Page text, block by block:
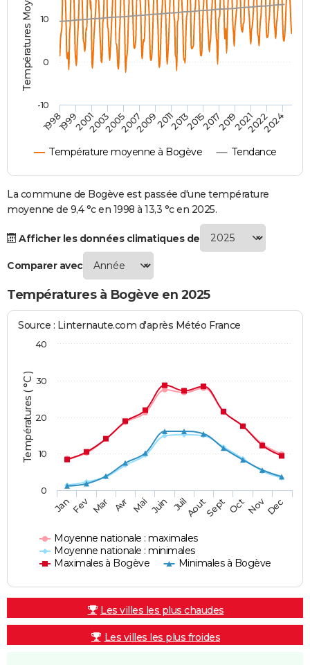
Destinations
City break
Voyage nature
Voyage de noces
Forum
Climat
PHOTO
GUIDES D'ACHAT
BONS PLANS
CARTE DE VOEUX
Carte de Noël
Carte Bonne année
Carte Saint-Valentin
Carte Pâques
Carte d'anniversaire
DICTIONNAIRE
Dictionnaire
Biographies
Citations
Expressions
Proverbes
PROGRAMME TV
S'inscrire
Se connecter
Lycées
Collèges
Primaires
Universités
Entreprises
Service militaire
Avis de recherche
AVIS DE DÉCÈS
FORUM
Bricolage
Lifestyle
Culture
Sport
Auto
Television
Voyage
Cinema
Température moyenne à Bogève Tendance
199819992001200320052007200920112013201520172019202120222024
-10
0
10
La commune de Bogève est passée d'une température
moyenne de 9,4 °c en 1998 à 13,3 °c en 2025.
Afficher les données climatiques de
Comparer avec
Températures à Bogève en 2025
Températures ( °C )
Source : Linternaute.com d'après Météo France
Moyenne nationale : maximales
Moyenne nationale : minimales
Maximales à Bogève
Minimales à Bogève
JanFev Mar Avr Mai Juin JuilAoutSept OctNovDec
0
10
20
30
40
Les villes les plus chaudes
Les villes les plus froides